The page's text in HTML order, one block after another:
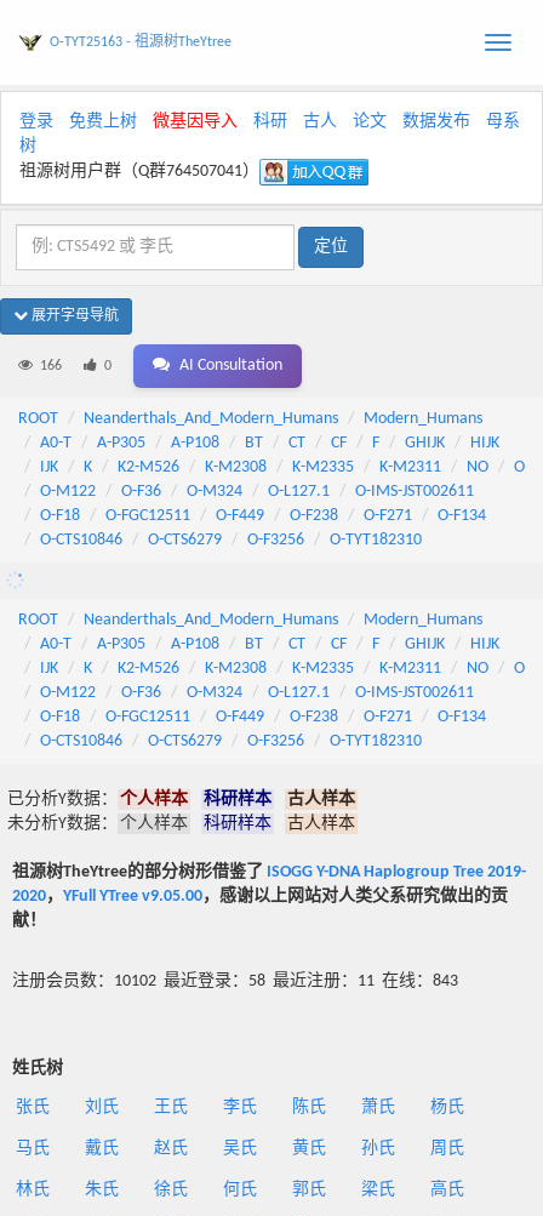
Toggle
O-TYT25163 - 祖源树TheYtree
登录 免费上树 微基因导入 科研 古人 论文 数据发布
母系
树
祖源树用户群（Q群764507041）
展开字母导航
166 0 AI Consultation
ROOT Neanderthals_And_Modern_Humans
Modern_Humans
A0-T
A-P305 A-P108 BT CT CF F GHIJK
HIJK
IJK
K K2-M526 K-M2308 K-M2335 K-M2311 NO
O
O-M122
O-F36 O-M324 O-L127.1
O-IMS-JST002611
O-F18
O-FGC12511 O-F449 O-F238 O-F271
O-F134
O-CTS10846
O-CTS6279 O-F3256 O-TYT182310
ROOT Neanderthals_And_Modern_Humans
Modern_Humans
A0-T
A-P305 A-P108 BT CT CF F GHIJK
HIJK
IJK
K K2-M526 K-M2308 K-M2335 K-M2311 NO
O
O-M122
O-F36 O-M324 O-L127.1
O-IMS-JST002611
O-F18
O-FGC12511 O-F449 O-F238 O-F271
O-F134
O-CTS10846
O-CTS6279 O-F3256 O-TYT182310
已分析Y数据： 个人样本 科研样本
古人样本
未分析Y数据：
个人样本 科研样本 古人样本
祖源树TheYtree的部分树形借鉴了 ISOGG Y-DNA Haplogroup Tree 2019-
2020， YFull YTree v9.05.00，感谢以上网站对人类父系研究做出的贡
献！
注册会员数：10102 最近登录：58 最近注册：11 在线：843
姓氏树
张氏 刘氏 王氏 李氏 陈氏 萧氏 杨氏
马氏 戴氏 赵氏 吴氏 黄氏 孙氏 周氏
林氏 朱氏 徐氏 何氏 郭氏 梁氏 高氏